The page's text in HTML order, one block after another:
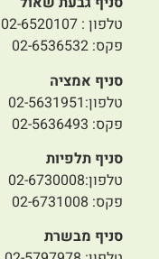
טלפון : 02-6520107
פקס: 02-6536532
סניף אמציה
טלפון:02-5631951
פקס: 02-5636493
סניף תלפיות
טלפון:02-6730008
פקס: 02-6731008
סניף מבשרת